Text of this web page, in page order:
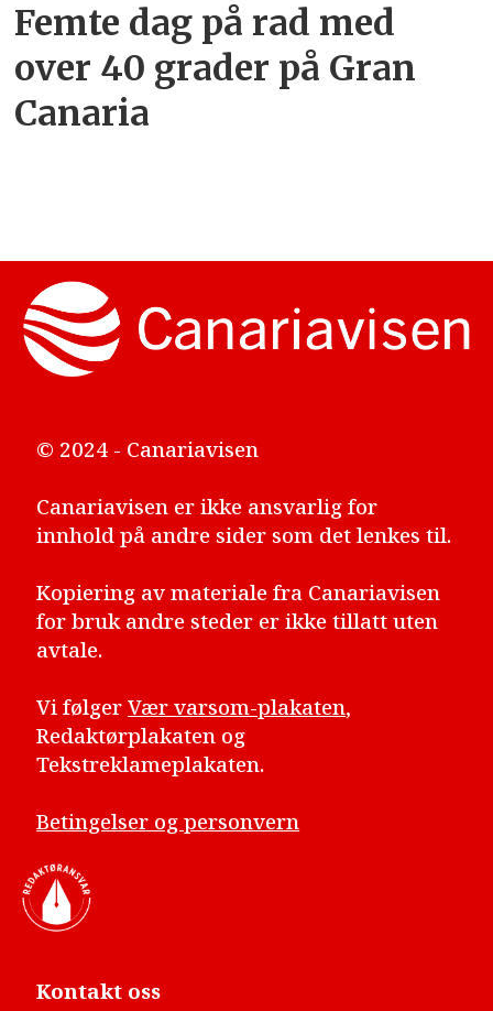
Femte dag på rad med
over 40 grader på Gran
Canaria
© 2024 - Canariavisen
Canariavisen er ikke ansvarlig for
innhold på andre sider som det lenkes til.
Kopiering av materiale fra Canariavisen
for bruk andre steder er ikke tillatt uten
avtale.
Vi følgerVær varsom-plakaten,
Redaktørplakaten og
Tekstreklameplakaten.
Betingelser og personvern
Kontakt oss